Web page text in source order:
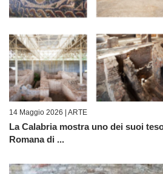
14 Maggio 2026 | ARTE
La Calabria mostra uno dei suoi
Romana di ...